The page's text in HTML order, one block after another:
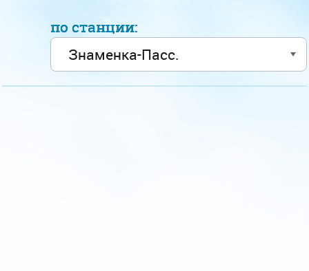
по станции: